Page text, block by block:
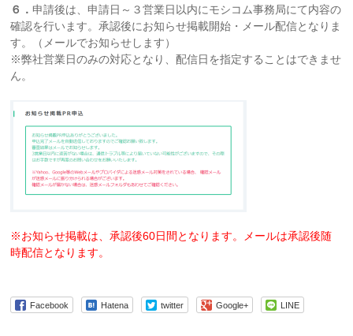
６． 申請後は、申請日～３営業日以内にモシコム事務局にて内容の
確認を行います。承認後にお知らせ掲載開始・メール配信となりま
す。（メールでお知らせします）
※弊社営業日のみの対応となり、配信日を指定することはできませ
ん。
※お知らせ掲載は、承認後60日間となります。メールは承認後随
時配信となります。
Facebook Hatena twitter Google+ LINE